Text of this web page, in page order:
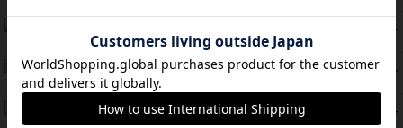
PT
紹介文あり 3件の投稿
88 PT
ダイススローン
紹介文なし 1件の投稿
PT
ガルフストライク